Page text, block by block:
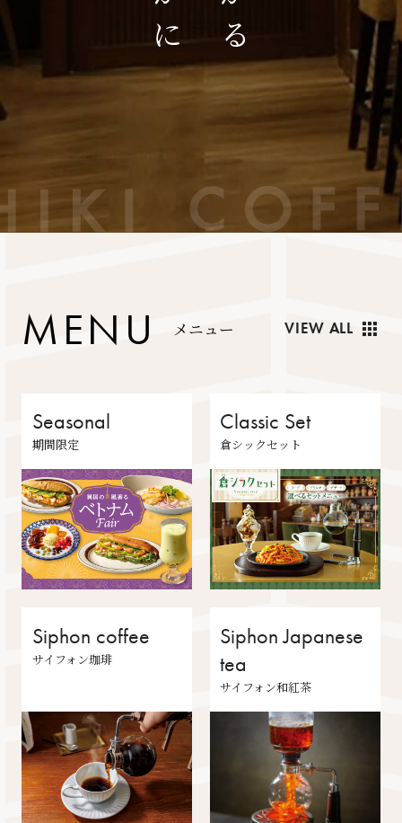
MEN U メ ニュー VIEW ALL apps
Seasonal
期間限定
Classic Set
倉シックセット
Siphon coffee
サイフォン珈琲
Siphon Japanese
tea
サイフォン和紅茶